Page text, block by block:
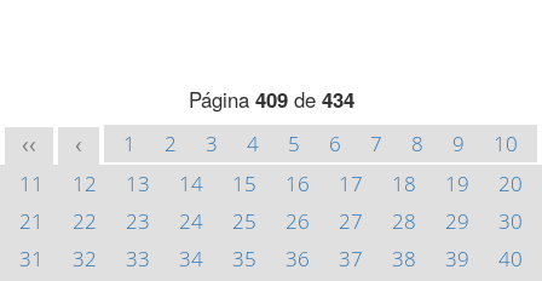
Página 409de 434
<< < 1 2 3 4 5 6 7 8 9
10
11
12 13 14 15 16 17 18 19
20
21
22 23 24 25 26 27 28 29
30
31
32 33 34 35 36 37 38 39
40